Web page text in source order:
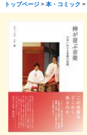
トップページ> 本・コミック >